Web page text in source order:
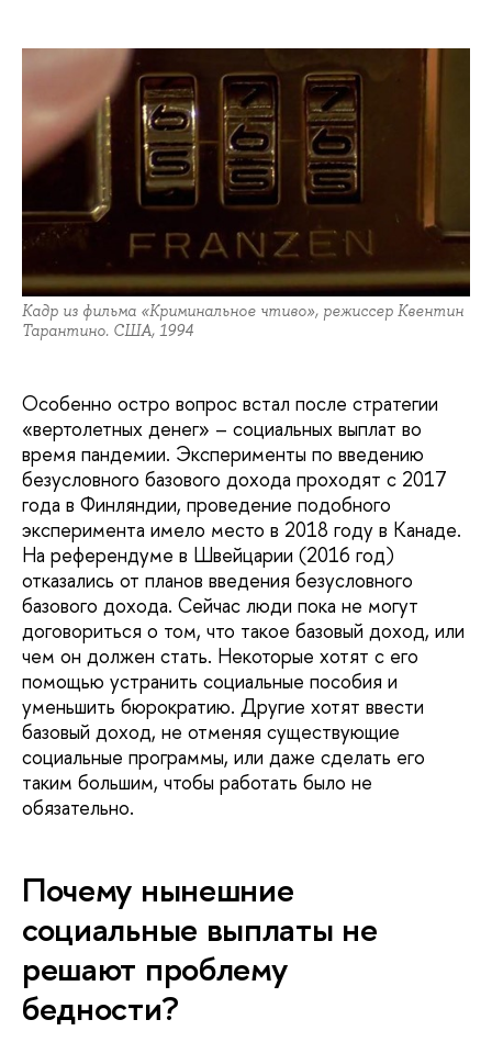
Кадр из фильма «Криминальное чтиво», режиссер Квентин
Тарантино. США, 1994
Особенно остро вопрос встал после стратегии
«вертолетных денег» – социальных выплат во
время пандемии. Эксперименты по введению
безусловного базового дохода проходят с 2017
года в Финляндии, проведение подобного
эксперимента имело место в 2018 году в Канаде.
На референдуме в Швейцарии (2016 год)
отказались от планов введения безусловного
базового дохода. Сейчас люди пока не могут
договориться о том, что такое базовый доход, или
чем он должен стать. Некоторые хотят с его
помощью устранить социальные пособия и
уменьшить бюрократию. Другие хотят ввести
базовый доход, не отменяя существующие
социальные программы, или даже сделать его
таким большим, чтобы работать было не
обязательно.
Почему нынешние
социальные выплаты не
решают проблему
бедности?